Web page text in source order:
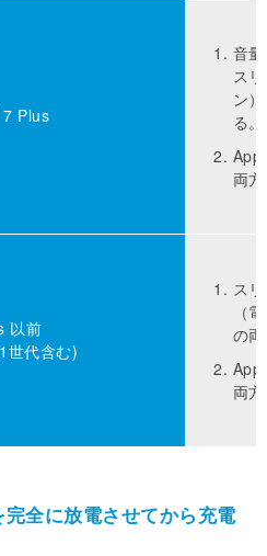
Plus
音
ス
ン
る。
両
以前
世代含む)
ス
（
の
両
全に放電させてから充電